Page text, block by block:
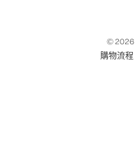
© 2026
購物流程